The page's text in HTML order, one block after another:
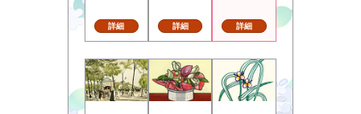
詳細 詳細 詳細